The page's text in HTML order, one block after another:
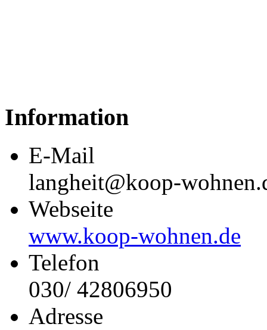
Information
E-Mail
langheit@koop-
Webseite
www.koop-wohnen.de
Telefon
030/ 42806950
Adresse